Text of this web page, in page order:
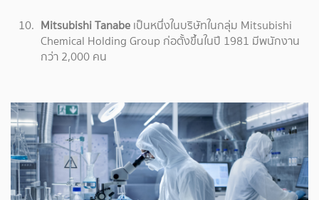
Mitsubishi Tanabe เป็นหนึ่งในบริษัทในกลุ่ม Mitsubishi
Chemical Holding Group ก่อตั้งขึ้นในปี 1981 มีพนักงาน
กว่า 2,000 คน